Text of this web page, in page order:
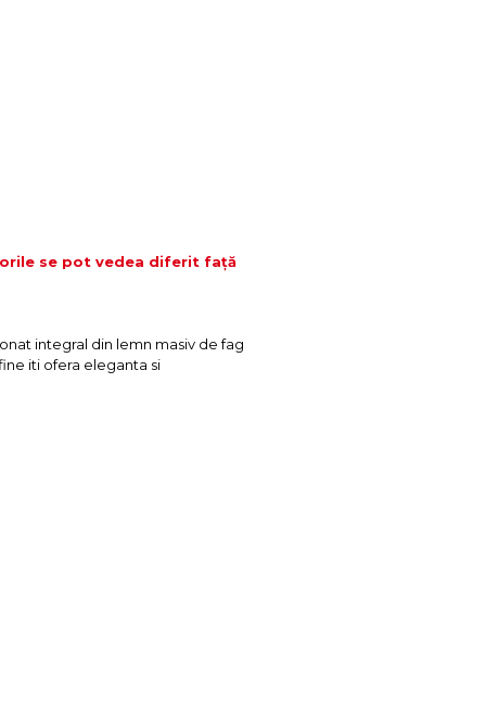
se pot vedea diferit față
integral din lemn masiv de fag
iti ofera eleganta si